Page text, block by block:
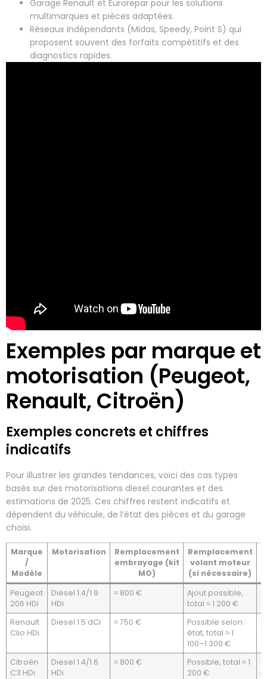
Garage Renault et Eurorepar pour les solutions
multimarques et pièces adaptées.
Réseaux indépendants (Midas, Speedy, Point S) qui
proposent souvent des forfaits compétitifs et des
diagnostics rapides.
Exemples par marque et
motorisation (Peugeot,
Renault, Citroën)
Exemples concrets et chiffres
indicatifs
Pour illustrer les grandes tendances, voici des cas types
basés sur des motorisations diesel courantes et des
estimations de 2025. Ces chiffres restent indicatifs et
dépendent du véhicule, de l’état des pièces et du garage
choisi.
Marque
/
Modèle
Motorisation
Remplacement
embrayage (kit
MO)
Remplacement
volant moteur
(si nécessaire)
Peugeot
206 HDi
Diesel 1.4/1.9
HDi
≈ 800 €
Ajout possible,
total ≈ 1 200 €
€
Renault
Clio HDi
Diesel 1.5 dCi ≈ 750 €
Possible selon
état, total ≈ 1
100–1 300 €
Citroën
C3 HDi
Diesel 1.4/1.6
HDi
≈ 800 €
Possible, total ≈ 1
200 €
€